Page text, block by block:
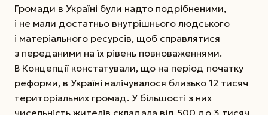
Громади в Україні були надто подрібненими,
і не мали достатньо внутрішнього людського
і матеріального ресурсів, щоб справлятися
з переданими на їх рівень повноваженнями.
В Концепції констатували, що на період початку
реформи, в Україні налічувалося близько 12 тисяч
територіальних громад. У більшості з них
чисельність жителів складала від 500 до 3 тисяч